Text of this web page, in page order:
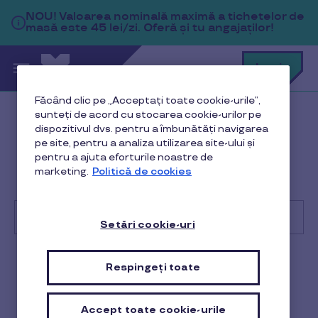
Sari la conținutul principal
Login
Help Center Client
Platforma Pluxee
Se pot încărca cardurile Pluxee la o dată stabilită de
putem
ajuta?
Se pot încărca cardurile
NOU! Valoarea nominală maximă a tichetelor de
masă este 45 lei/zi. Oferă și tu angajaților!
Făcând clic pe „Acceptați toate cookie-urile”,
sunteți de acord cu stocarea cookie-urilor pe
dispozitivul dvs. pentru a îmbunătăți navigarea
pe site, pentru a analiza utilizarea site-ului și
pentru a ajuta eforturile noastre de
marketing. Politică de cookies
Setări cookie-uri
Respingeți toate
Accept toate cookie-urile